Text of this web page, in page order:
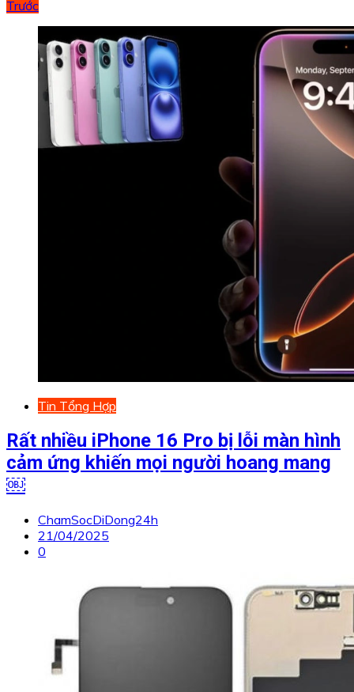
Trước
Tin Tổng Hợp
Rất nhiều iPhone 16 Pro bị lỗi màn hình
cảm ứng khiến mọi người hoang mang
￼
ChamSocDiDong24h
21/04/2025
0